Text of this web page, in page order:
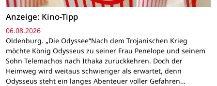
Anzeige: Kino-Tipp
06.08.2026
Oldenburg. „Die Odyssee“Nach dem Trojanischen Krieg
möchte König Odysseus zu seiner Frau Penelope und seinem
Sohn Telemachos nach Ithaka zurückkehren. Doch der
Heimweg wird weitaus schwieriger als erwartet, denn
Odysseus steht ein langes Abenteuer voller Gefahren…